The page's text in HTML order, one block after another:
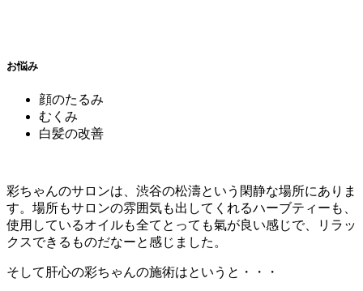
お悩みㅤ
顔のたるみ
むくみ
白髪の改善
彩ちゃんのサロンは、渋谷の松濤という閑静な場所にありま
す。場所もサロンの雰囲気も出してくれるハーブティーも、
使用しているオイルも全てとっても氣が良い感じで、リラッ
クスできるものだなーと感じました。
そして肝心の彩ちゃんの施術はというと・・・